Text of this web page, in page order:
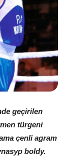
geçirilen
türgeni
çenli agram
boldy.